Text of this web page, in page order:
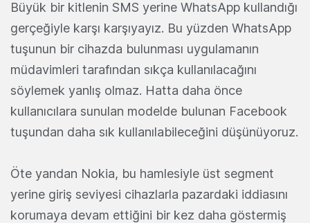
Büyük bir kitlenin SMS yerine WhatsApp kullandığı
gerçeğiyle karşı karşıyayız. Bu yüzden WhatsApp
tuşunun bir cihazda bulunması uygulamanın
müdavimleri tarafından sıkça kullanılacağını
söylemek yanlış olmaz. Hatta daha önce
kullanıcılara sunulan modelde bulunan Facebook
tuşundan daha sık kullanılabileceğini düşünüyoruz.
Öte yandan Nokia, bu hamlesiyle üst segment
yerine giriş seviyesi cihazlarla pazardaki iddiasını
korumaya devam ettiğini bir kez daha göstermiş